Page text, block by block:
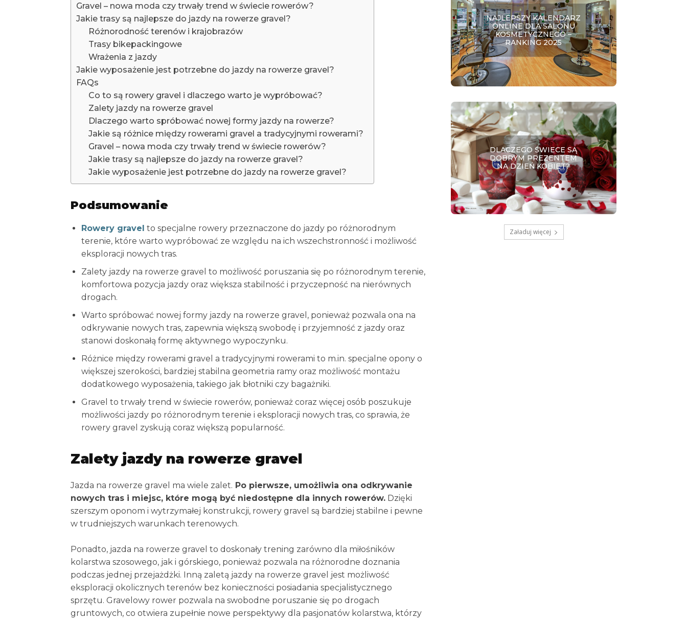
Gravel – nowa moda czy trwały trend w świecie rowerów?
Jakie trasy są najlepsze do jazdy na rowerze gravel?
Różnorodność terenów i krajobrazów
Trasy bikepackingowe
Wrażenia z jazdy
Jakie wyposażenie jest potrzebne do jazdy na rowerze gravel?
FAQs
Co to są rowery gravel i dlaczego warto je wypróbować?
Zalety jazdy na rowerze gravel
Dlaczego warto spróbować nowej formy jazdy na rowerze?
Jakie są różnice między rowerami gravel a tradycyjnymi rowerami?
Gravel – nowa moda czy trwały trend w świecie rowerów?
Jakie trasy są najlepsze do jazdy na rowerze gravel?
Jakie wyposażenie jest potrzebne do jazdy na rowerze gravel?
Podsumowanie
Rowery gravel to specjalne rowery przeznaczone do jazdy po różnorodnym
terenie, które warto wypróbować ze względu na ich wszechstronność i możliwość
eksploracji nowych tras.
Zalety jazdy na rowerze gravel to możliwość poruszania się po różnorodnym terenie,
komfortowa pozycja jazdy oraz większa stabilność i przyczepność na nierównych
drogach.
Warto spróbować nowej formy jazdy na rowerze gravel, ponieważ pozwala ona na
odkrywanie nowych tras, zapewnia większą swobodę i przyjemność z jazdy oraz
stanowi doskonałą formę aktywnego wypoczynku.
Różnice między rowerami gravel a tradycyjnymi rowerami to m.in. specjalne opony o
większej szerokości, bardziej stabilna geometria ramy oraz możliwość montażu
dodatkowego wyposażenia, takiego jak błotniki czy bagażniki.
Gravel to trwały trend w świecie rowerów, ponieważ coraz więcej osób poszukuje
możliwości jazdy po różnorodnym terenie i eksploracji nowych tras, co sprawia, że
rowery gravel zyskują coraz większą popularność.
Zalety jazdy na rowerze gravel
Jazda na rowerze gravel ma wiele zalet. Po pierwsze, umożliwia ona odkrywanie
nowych tras i miejsc, które mogą być niedostępne dla innych rowerów. Dzięki
szerszym oponom i wytrzymałej konstrukcji, rowery gravel są bardziej stabilne i pewne
w trudniejszych warunkach terenowych.
Ponadto, jazda na rowerze gravel to doskonały trening zarówno dla miłośników
kolarstwa szosowego, jak i górskiego, ponieważ pozwala na różnorodne doznania
podczas jednej przejażdżki. Inną zaletą jazdy na rowerze gravel jest możliwość
eksploracji okolicznych terenów bez konieczności posiadania specjalistycznego
sprzętu. Gravelowy rower pozwala na swobodne poruszanie się po drogach
gruntowych, co otwiera zupełnie nowe perspektywy dla pasjonatów kolarstwa, którzy
NAJLEPSZY KALENDARZ
ONLINE DLA SALONU
KOSMETYCZNEGO –
RANKING 2025
DLACZEGO ŚWIECE SĄ
DOBRYM PREZENTEM
NA DZIEŃ KOBIET?
Załaduj więcej